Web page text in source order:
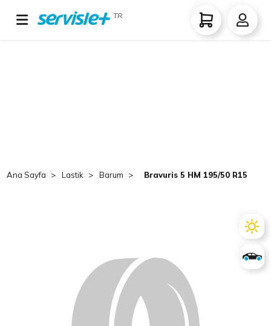
TR
Ana Sayfa Lastik Barum Bravuris 5 HM 195/50 R15 82V